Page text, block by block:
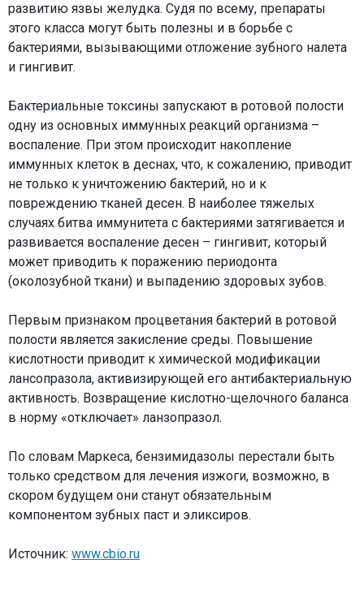
развитию язвы желудка. Судя по всему, препараты
этого класса могут быть полезны и в борьбе с
бактериями, вызывающими отложение зубного налета
и гингивит.
Бактериальные токсины запускают в ротовой полости
одну из основных иммунных реакций организма –
воспаление. При этом происходит накопление
иммунных клеток в деснах, что, к сожалению, приводит
не только к уничтожению бактерий, но и к
повреждению тканей десен. В наиболее тяжелых
случаях битва иммунитета с бактериями затягивается и
развивается воспаление десен – гингивит, который
может приводить к поражению периодонта
(околозубной ткани) и выпадению здоровых зубов.
Первым признаком процветания бактерий в ротовой
полости является закисление среды. Повышение
кислотности приводит к химической модификации
лансопразола, активизирующей его антибактериальную
активность. Возвращение кислотно-щелочного баланса
в норму «отключает» ланзопразол.
По словам Маркеса, бензимидазолы перестали быть
только средством для лечения изжоги, возможно, в
скором будущем они станут обязательным
компонентом зубных паст и эликсиров.
Источник: www.cbio.ru